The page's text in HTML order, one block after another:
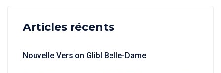
Articles récents
Nouvelle Version Glibl Belle-Dame